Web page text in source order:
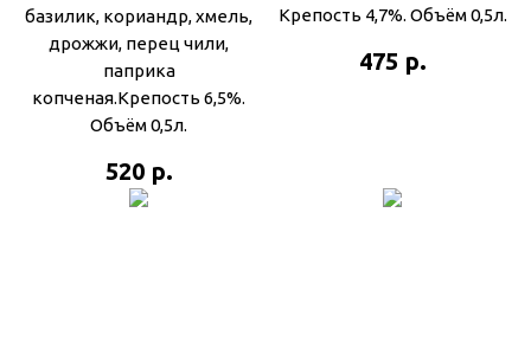
базилик, кориандр, хмель,
дрожжи, перец чили,
паприка
копченая.Крепость 6,5%.
Объём 0,5л.
520 р.
Крепость 4,7%. Объём 0,5л.
475 р.